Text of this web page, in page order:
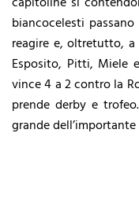
biancocelesti
reagire e, oltretutto,
Esposito, Pitti, Miele
vince 4 a 2 contro la
prende derby e
grande